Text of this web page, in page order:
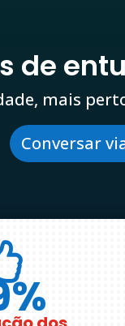
de
mais
Conversar
%